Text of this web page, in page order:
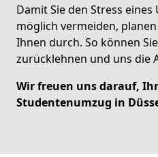
Damit Sie den Stress
möglich vermeiden,
Ihnen durch. So können
zurücklehnen und uns die
Wir freuen uns darauf,
Studentenumzug in